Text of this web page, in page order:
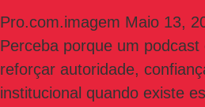
Pro.com.imagem Maio 13,
Perceba porque um
reforçar autoridade,
institucional quando existe